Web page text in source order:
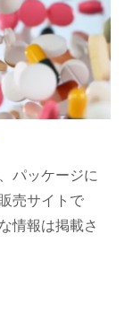
パッケージに
売サイトで
情報は掲載さ